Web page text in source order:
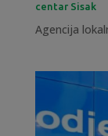
centar Sisak
Agencija